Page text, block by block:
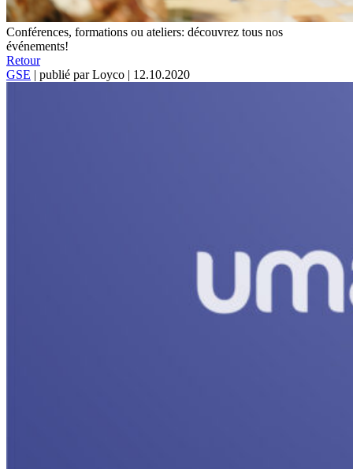
Conférences, formations ou ateliers: découvrez tous nos
événements!
Retour
GSE | publié par Loyco | 12.10.2020